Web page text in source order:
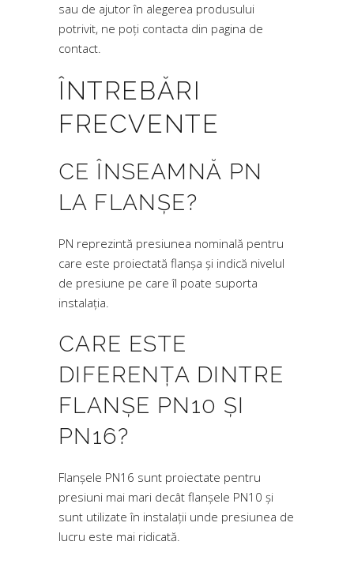
sau de ajutor în alegerea produsului
potrivit, ne poți contacta din pagina de
contact.
ÎNTREBĂRI
FRECVENTE
CE ÎNSEAMNĂ PN
LA FLANȘE?
PN reprezintă presiunea nominală pentru
care este proiectată flanșa și indică nivelul
de presiune pe care îl poate suporta
instalația.
CARE ESTE
DIFERENȚA DINTRE
FLANȘE PN10 ȘI
PN16?
Flanșele PN16 sunt proiectate pentru
presiuni mai mari decât flanșele PN10 și
sunt utilizate în instalații unde presiunea de
lucru este mai ridicată.